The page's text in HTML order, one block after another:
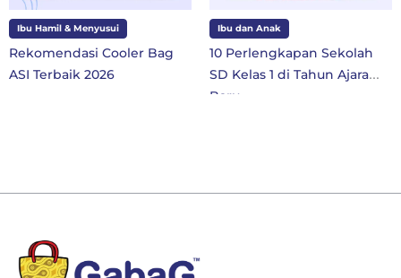
Ibu Hamil & Menyusui
Rekomendasi Cooler Bag
ASI Terbaik 2026
Ibu dan Anak
10 Perlengkapan Sekolah
SD Kelas 1 di Tahun Ajaran
Baru